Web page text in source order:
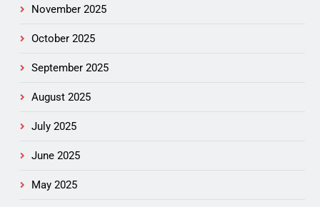
November 2025
October 2025
September 2025
August 2025
July 2025
June 2025
May 2025